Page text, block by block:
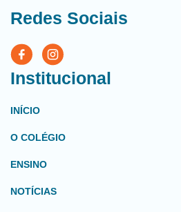
Redes Sociais
Institucional
INÍCIO
O COLÉGIO
ENSINO
NOTÍCIAS